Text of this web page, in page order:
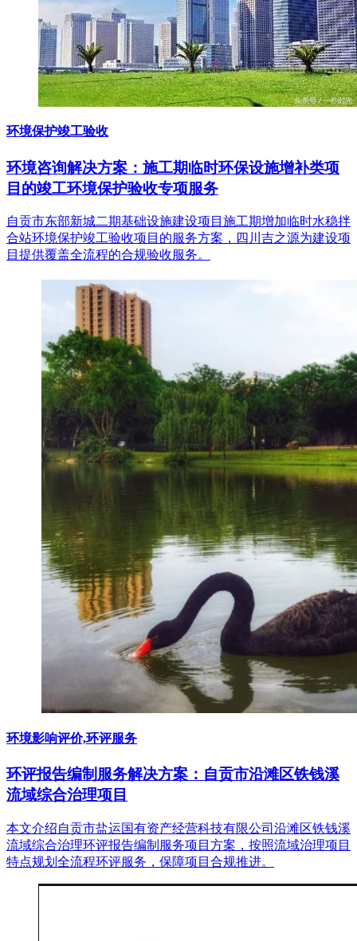
环境保护竣工验收
环境咨询解决方案：施工期临时环保设施增补类项
目的竣工环境保护验收专项服务
自贡市东部新城二期基础设施建设项目施工期增加临时水稳拌
合站环境保护竣工验收项目的服务方案，四川吉之源为建设项
目提供覆盖全流程的合规验收服务。
环境影响评价,环评服务
环评报告编制服务解决方案：自贡市沿滩区铁钱溪
流域综合治理项目
本文介绍自贡市盐运国有资产经营科技有限公司沿滩区铁钱溪
流域综合治理环评报告编制服务项目方案，按照流域治理项目
特点规划全流程环评服务，保障项目合规推进。